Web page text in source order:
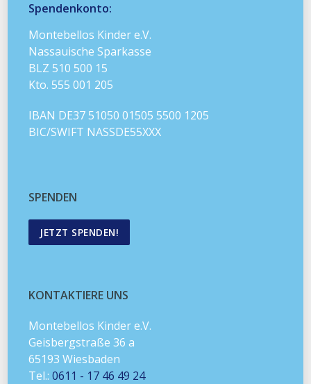
Spendenkonto:
Montebellos Kinder e.V.
Nassauische Sparkasse
BLZ 510 500 15
Kto. 555 001 205
IBAN DE37 51050 01505 5500 1205
BIC/SWIFT NASSDE55XXX
SPENDEN
JETZT SPENDEN!
KONTAKTIERE UNS
Montebellos Kinder e.V.
Geisbergstraße 36 a
65193 Wiesbaden
Tel.:0611 - 17 46 49 24